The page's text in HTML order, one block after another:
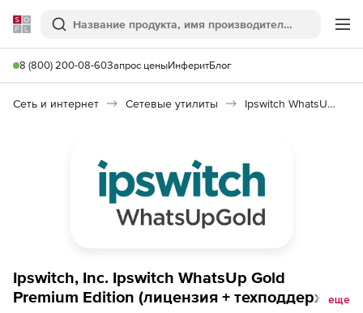
Softline
Поиск
8 (800) 200-08-60Запрос ценыИнферитБлог
Сеть и интернет Сетевые утилиты Ipswitch WhatsUp Gold Premium Edition
Ipswitch, Inc. Ipswitch WhatsUp Gold
Premium Edition (лицензия + техподдержка
еще